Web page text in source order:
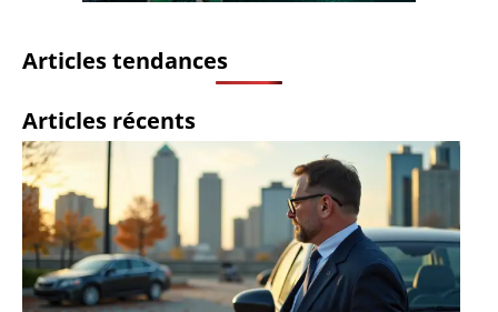
Articles tendances
Articles récents